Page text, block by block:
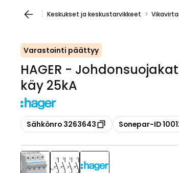
Keskukset ja keskustarvikkeet
Varastointi päättyy
HAGER -
käy 25kA
Kopioi
Sähkönro 3263643 Kopioi
Sonepar-ID